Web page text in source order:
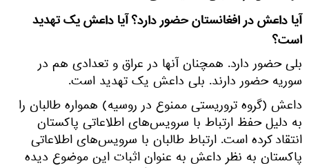
آیا داعش در افغانستان حضور دارد؟ آیا داعش یک تهدید
است؟
بلی حضور دارد. همچنان آنها در عراق و تعدادی هم در
سوریه حضور دارند. بلی داعش یک تهدید است.
داعش (گروه تروریستی ممنوع در روسیه) همواره طالبان را
به دلیل حفظ ارتباط با سرویس‌های اطلاعاتی پاکستان
انتقاد کرده است. ارتباط طالبان با سرویس‌های اطلاعاتی
پاکستان به نظر داعش به عنوان اثبات این موضوع دیده